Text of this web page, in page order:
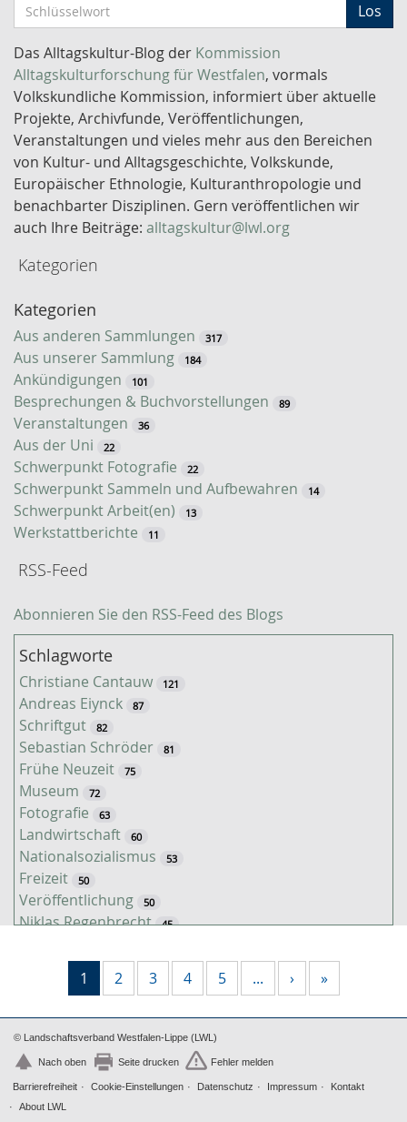
c
h
l
ü
s
s
e
l
w
o
S
u
c
h
e
Los
Das Alltagskultur-Blog der Kommission
Alltagskulturforschung für Westfalen, vormals
Volkskundliche Kommission, informiert über aktuelle
Projekte, Archivfunde, Veröffentlichungen,
Veranstaltungen und vieles mehr aus den Bereichen
von Kultur- und Alltagsgeschichte, Volkskunde,
Europäischer Ethnologie, Kulturanthropologie und
benachbarter Disziplinen. Gern veröffentlichen wir
auch Ihre Beiträge: alltagskultur@lwl.org
Kategorien
Kategorien
Aus anderen Sammlungen 317
Aus unserer Sammlung 184
Ankündigungen 101
Besprechungen & Buchvorstellungen 89
Veranstaltungen 36
Aus der Uni 22
Schwerpunkt Fotografie 22
Schwerpunkt Sammeln und Aufbewahren 14
Schwerpunkt Arbeit(en) 13
Werkstattberichte 11
RSS-Feed
Abonnieren Sie den RSS-Feed des Blogs
Schlagworte
Christiane Cantauw 121
Andreas Eiynck 87
Schriftgut 82
Sebastian Schröder 81
Frühe Neuzeit 75
Museum 72
Fotografie 63
Landwirtschaft 60
Nationalsozialismus 53
Freizeit 50
Veröffentlichung 50
Niklas Regenbrecht 45
Timo Luks
Jahreszeiten 31
Christof Spannhoff
Kolonialismus
Brauch
1 2 3 4 5 ... › »
© Landschaftsverband Westfalen-Lippe (LWL)
Nach oben Seite drucken Fehler melden
Barrierefreiheit Cookie-Einstellungen Datenschutz Impressum
Kontakt
About LWL